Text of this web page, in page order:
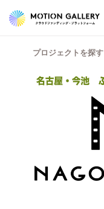
プロジェクトを探す